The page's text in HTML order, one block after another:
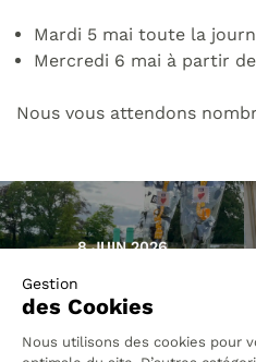
Mardi 5 mai toute la
Mercredi 6 mai à partir de
Nous vous attendons
8 JUIN 2026
Retour en image de
la compétition